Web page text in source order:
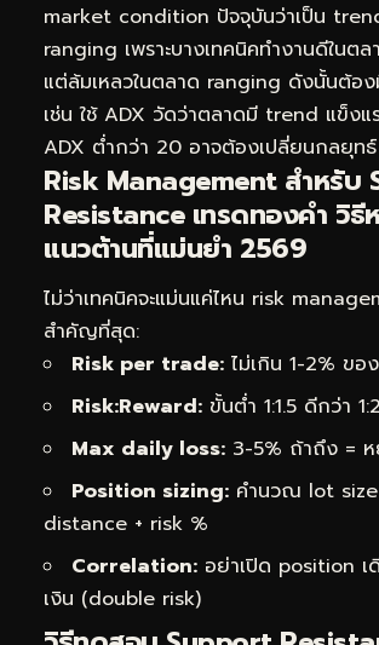
market condition ปัจจุบันว่าเป็น
ranging เพราะบางเทคนิคทำงานดีในต
แต่ล้มเหลวในตลาด ranging ดังนั้นต้อ
เช่น ใช้ ADX วัดว่าตลาดมี trend แข็งแ
ADX ต่ำกว่า 20 อาจต้องเปลี่ยนกลยุทธ์
Risk Management สำหรับ
Resistance เทรดทองคำ วิธี
แนวต้านที่แม่นยำ 2569
ไม่ว่าเทคนิคจะแม่นแค่ไหน risk
สำคัญที่สุด:
Risk per trade: ไม่เกิน 1-2% ขอ
Risk:Reward: ขั้นต่ำ 1:1.5 ดีกว่า
Max daily loss: 3-5% ถ้าถึง =
Position sizing: คำนวณ lot size
distance + risk %
Correlation: อย่าเปิด position
เงิน (double risk)